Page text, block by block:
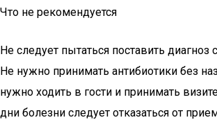
Что не рекомендуется
Не следует пытаться поставить диагноз
Не нужно принимать антибиотики без
нужно ходить в гости и принимать
дни болезни следует отказаться от